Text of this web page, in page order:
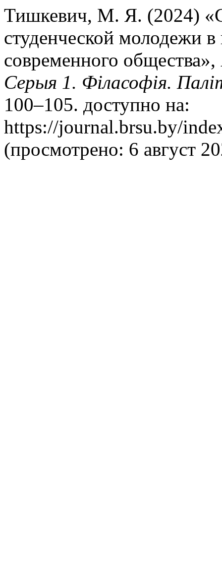
Тишкевич, М. Я. (2024)
студенческой молодежи в
современного общества»,
Серыя 1. Філасофія.
100–105. доступно на:
https://journal.brsu.by/
(просмотрено: 6 август